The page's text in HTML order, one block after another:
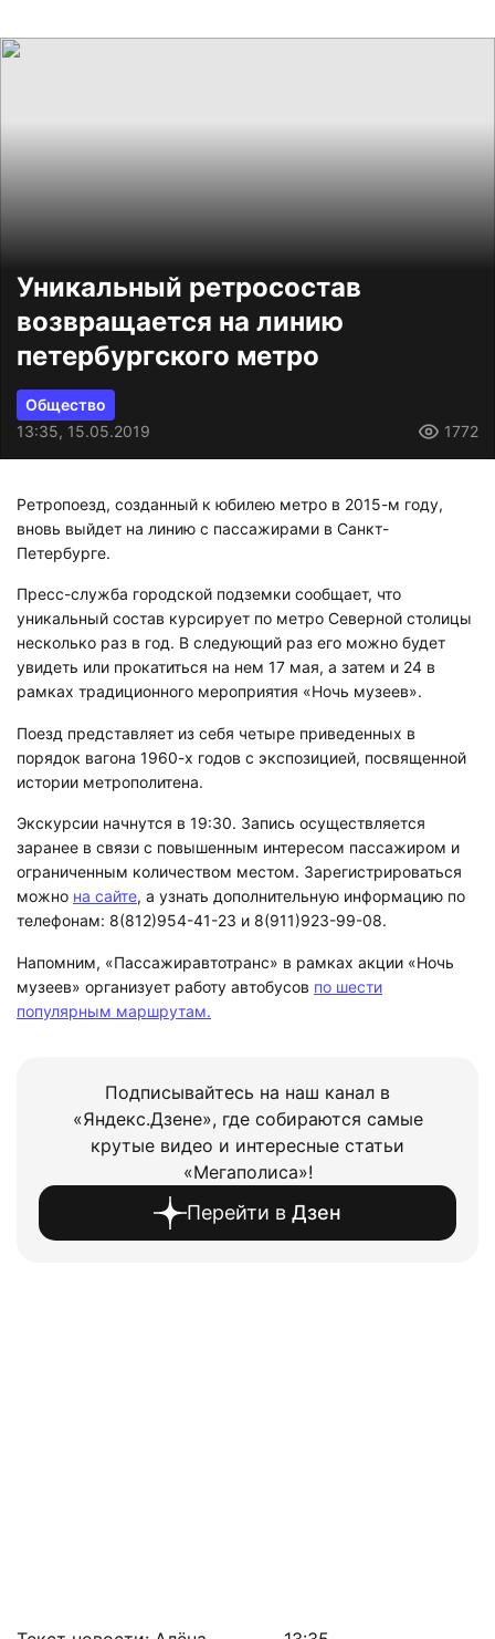
Уникальный ретросостав
возвращается на линию
петербургского метро
Общество
13:35, 15.05.2019
1772
Ретропоезд, созданный к юбилею метро в 2015-м году,
вновь выйдет на линию с пассажирами в Санкт-
Петербурге.
Пресс-служба городской подземки сообщает, что
уникальный состав курсирует по метро Северной столицы
несколько раз в год. В следующий раз его можно будет
увидеть или прокатиться на нем 17 мая, а затем и 24 в
рамках традиционного мероприятия «Ночь музеев».
Поезд представляет из себя четыре приведенных в
порядок вагона 1960-х годов с экспозицией, посвященной
истории метрополитена.
Экскурсии начнутся в 19:30. Запись осуществляется
заранее в связи с повышенным интересом пассажиром и
ограниченным количеством местом. Зарегистрироваться
можно на сайте, а узнать дополнительную информацию по
телефонам: 8(812)954-41-23 и 8(911)923-99-08.
Напомним, «Пассажиравтотранс» в рамках акции «Ночь
музеев» организует работу автобусов по шести
популярным маршрутам.
Подписывайтесь на наш канал в
«Яндекс.Дзене», где собираются самые
крутые видео и интересные статьи
«Мегаполиса»!
Перейти в Дзен